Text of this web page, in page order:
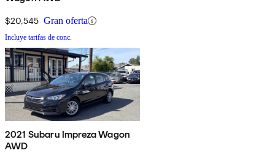
$20,545 Gran oferta
Incluye tarifas de conc.
2021 Subaru Impreza Wagon
AWD